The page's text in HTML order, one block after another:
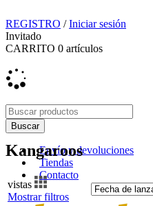
REGISTRO /Iniciar sesión
Invitado
CARRITO 0 artículos
Envío y devoluciones
Tiendas
Contacto
Kangaroos
vistas
Mostrar filtros